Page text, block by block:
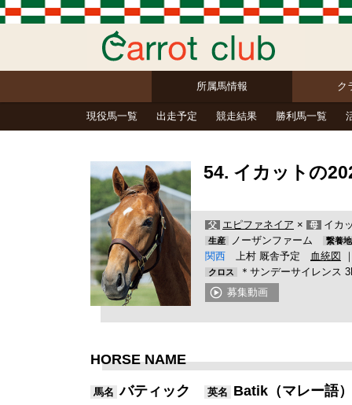
所属馬情報 ク
現役馬一覧 出走予定 競走結果 勝利馬一覧
54. イカットの
父 エピファネイア × 母 イカ
生産 ノーザンファーム 繋養地
関西 上村 厩舎予定 血統図
クロス
＊サンデーサイレンス
募集動画
HORSE NAME
馬名 バティック 英名 Batik（マレー語）